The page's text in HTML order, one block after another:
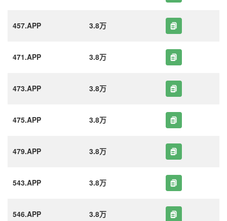
457.APP 3.8万
471.APP 3.8万
473.APP 3.8万
475.APP 3.8万
479.APP 3.8万
543.APP 3.8万
546.APP 3.8万